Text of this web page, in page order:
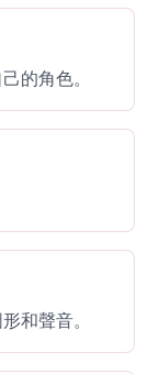
的角色。
和聲音。